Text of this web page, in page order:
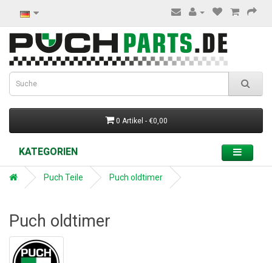
0 Artikel - €0,00
KATEGORIEN
Puch Teile Puch oldtimer
Puch oldtimer